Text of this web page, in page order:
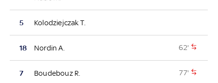
5 Kolodziejczak T.
18 Nordin A. 62'
7 Boudebouz R. 77'